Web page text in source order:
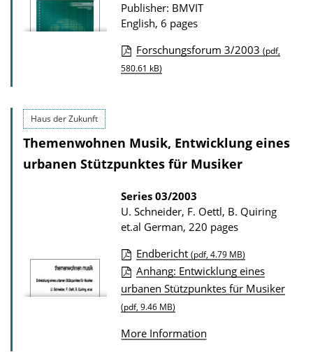
D
w
n
s
Publisher: BMVIT
English, 6 pages
P
i
c
t
i
n
D
o
n
Forschungsforum 3/2003 (pdf,
580.61 kB)
Haus der Zukunft
Themenwohnen Musik, Entwicklung eines
urbanen Stützpunktes für Musiker
Series 03/2003
U. Schneider, F. Oettl, B. Quiring
et.al German, 220 pages
P
u
b
l
Endbericht (pdf, 4.79 MB)
Anhang: Entwicklung eines
urbanen Stützpunktes für Musiker
(pdf, 9.46 MB)
More Information